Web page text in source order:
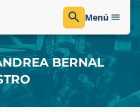
Menú
BERNAL